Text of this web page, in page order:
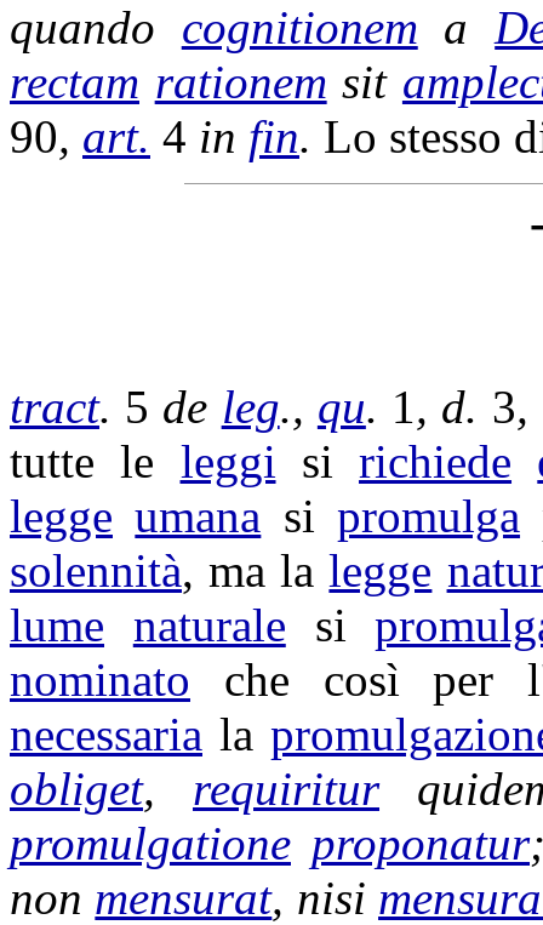
quando cognitionem a
rectam rationem sit
90, art. 4 in fin. Lo stesso
tract. 5 de leg., qu. 1, d. 3
tutte le leggi sirichiede
legge umana sipromulga
solennità, ma lalegge
lume naturale si
nominato che così per
necessaria la
obliget, requiritur
promulgatione proponatur
non mensurat, nisi